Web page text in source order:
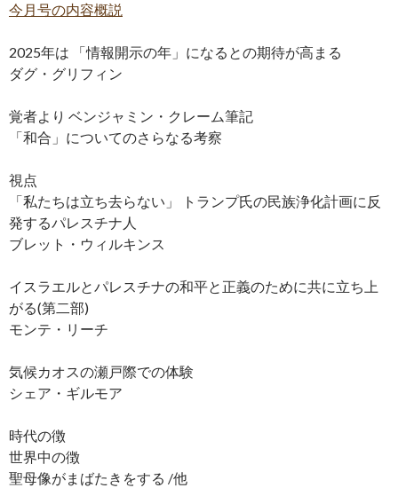
今月号の内容概説
2025年は 「情報開示の年」になるとの期待が高まる
ダグ・グリフィン
覚者より ベンジャミン・クレーム筆記
「和合」についてのさらなる考察
視点
「私たちは立ち去らない」 トランプ氏の民族浄化計画に反
発するパレスチナ人
ブレット・ウィルキンス
イスラエルとパレスチナの和平と正義のために共に立ち上
がる(第二部)
モンテ・リーチ
気候カオスの瀬戸際での体験
シェア・ギルモア
時代の徴
世界中の徴
聖母像がまばたきをする /他